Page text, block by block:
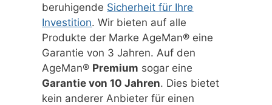
beruhigende Sicherheit für Ihre
Investition. Wir bieten auf alle
Produkte der Marke AgeMan® eine
Garantie von 3 Jahren. Auf den
AgeMan® Premium sogar eine
Garantie von 10 Jahren. Dies bietet
kein anderer Anbieter für einen